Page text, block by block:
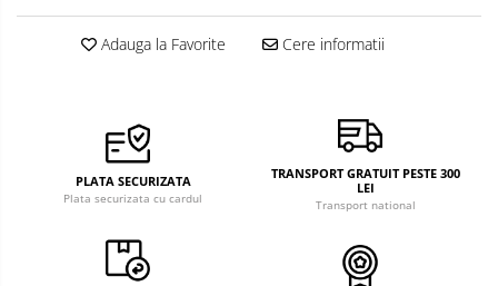
Adauga la Favorite Cere informatii
PLATA SECURIZATA
Plata securizata cu cardul
TRANSPORT GRATUIT PESTE 300
LEI
Transport national